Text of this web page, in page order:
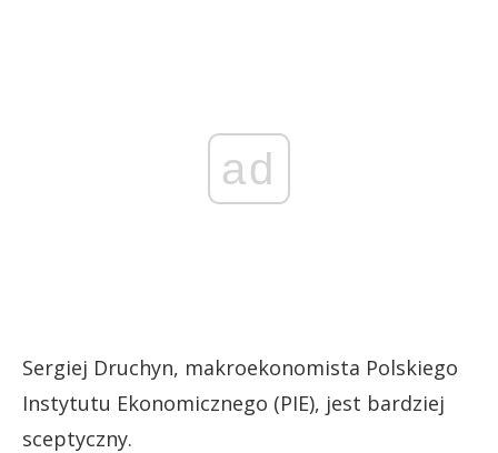
ad
Sergiej Druchyn, makroekonomista Polskiego
Instytutu Ekonomicznego (PIE), jest bardziej
sceptyczny.